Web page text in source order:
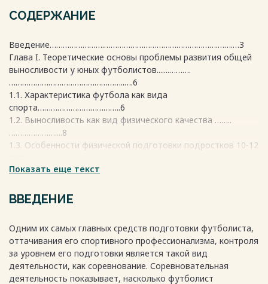
СОДЕРЖАНИЕ
Введение…………………….…………………………………………….…….…3
Глава I. Теоретические основы проблемы развития общей
выносливости у юных футболистов.......……….
……………………………………………..….6
1.1. Характеристика футбола как вида
спорта………………………………..6
1.2. Выносливость как вид физического качества ……..
…………………....8
1.3. Особенности физической подготовки подростков 10-12
занимающихся футболом………………………………………………..
Глава II. Методы и организация исследования . 16
2.1. Методы исследования ……… 16
ГЛАВА III. Анализ результатов педагогического
эксперимента
3.1. Анализ результатов исследования на этапе
эксперимента …………...23
Показать еще текст
ВВЕДЕНИЕ
Одним их самых главных средств подготовки футболиста,
оттачивания его спортивного профессионализма, контроля
за уровнем его подготовки является такой вид
деятельности, как соревнование. Соревновательная
деятельность показывает, насколько футболист